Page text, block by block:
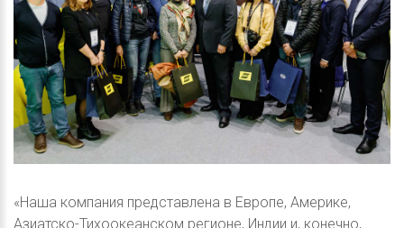
«Наша компания представлена в Европе, Америке,
Азиатско-Тихоокеанском регионе, Индии и, конечно,